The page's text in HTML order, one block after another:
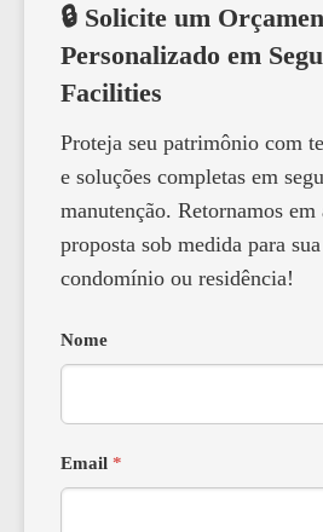
🔒 Solicite um
Personalizado em
Facilities
Proteja seu patrimônio com
e soluções completas em
manutenção. Retornamos
proposta sob medida para
condomínio ou residência!
Nome
Email *